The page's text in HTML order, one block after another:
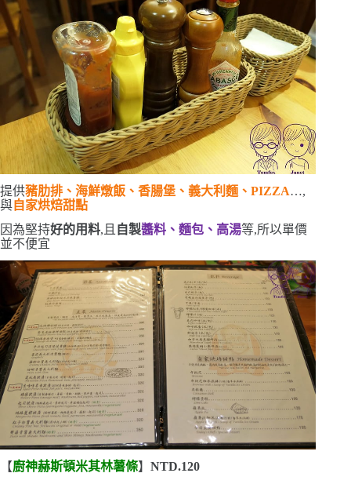
提供豬肋排、海鮮燉飯、香腸堡、義大利麵、 PIZZA…,
與自家烘焙甜點
因為堅持好的用料,且 自製醬料、麵包、高湯等,所以單價
並不便宜
【廚神赫斯頓米其林薯條】 NTD.120